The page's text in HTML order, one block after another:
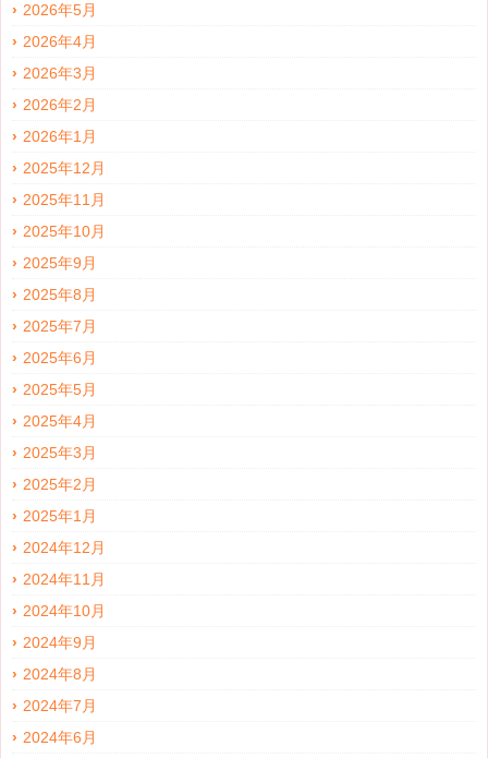
2026年5月
2026年4月
2026年3月
2026年2月
2026年1月
2025年12月
2025年11月
2025年10月
2025年9月
2025年8月
2025年7月
2025年6月
2025年5月
2025年4月
2025年3月
2025年2月
2025年1月
2024年12月
2024年11月
2024年10月
2024年9月
2024年8月
2024年7月
2024年6月